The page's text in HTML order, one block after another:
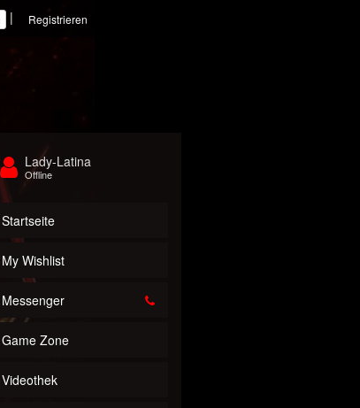
| Registrieren
Lady-Latina
Offline
Startseite
My Wishlist
Messenger
Game Zone
Videothek